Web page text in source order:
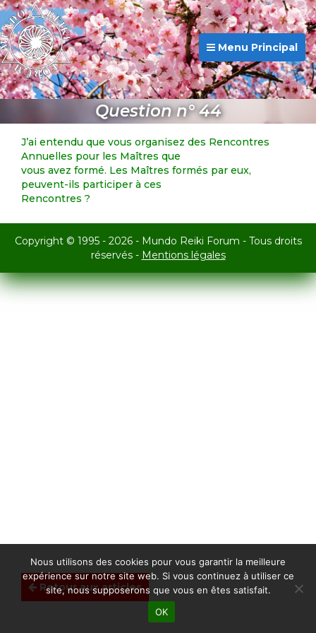
Menu Principal
Question n° 44
Retour aux articles
J’ai entendu que vous organisez des Rencontres
Annuelles pour les Maîtres que
vous avez formé. Les Maîtres formés par eux,
peuvent-ils participer à ces
Rencontres ?
Copyright © 1995 - 2026 - Mundo Reiki Forum - Tous droits
réservés - Mentions légales
Nous utilisons des cookies pour vous garantir la meilleure
expérience sur notre site web. Si vous continuez à utiliser ce
site, nous supposerons que vous en êtes satisfait.
OK